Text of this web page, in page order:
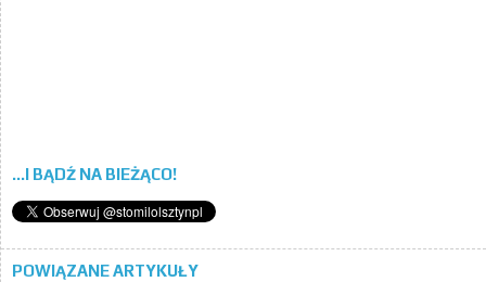
...I BĄDŹ NA BIEŻĄCO!
POWIĄZANE ARTYKUŁY